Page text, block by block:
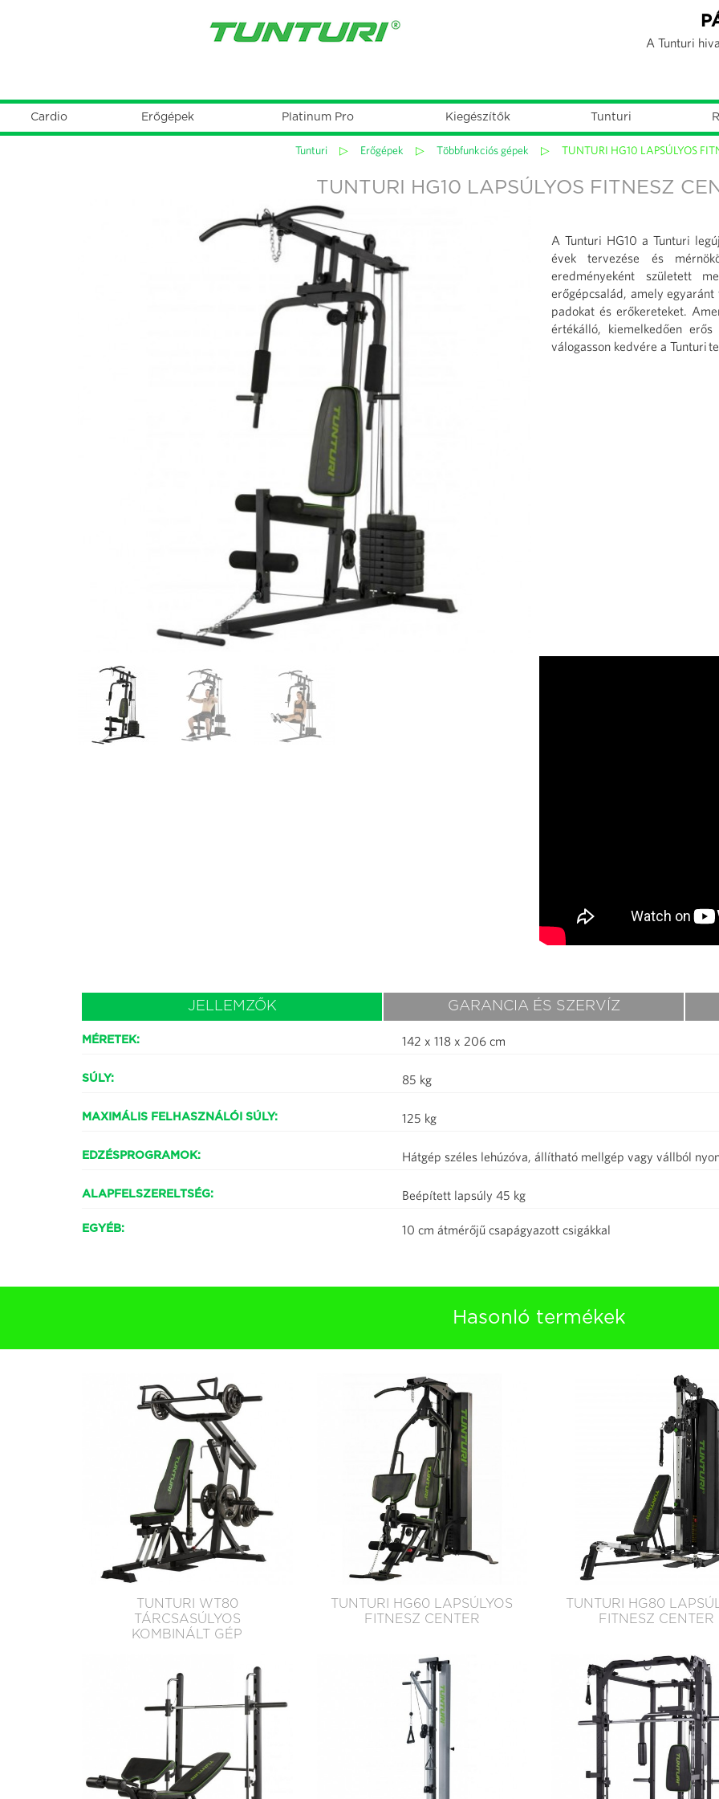
A Tunturi
Főmenü
Cardio Erőgépek Platinum Pro Kiegészítők Tunturi
Tunturi ▷ Erőgépek ▷ Többfunkciós gépek ▷ TUNTURI HG10 LAPSÚLYOS
TUNTURI HG10 LAPSÚLYOS FITNESZ
A Tunturi HG10 a Tunturi
évek tervezése és
eredményeként született
erőgépcsalád, amely
padokat és erőkereteket.
értékálló, kiemelkedően
válogasson kedvére a Tunturi
JELLEMZŐK GARANCIA ÉS SZERVÍZ
MÉRETEK: 142 x 118 x 206 cm
SÚLY: 85 kg
MAXIMÁLIS FELHASZNÁLÓI SÚLY: 125 kg
EDZÉSPROGRAMOK: Hátgép széles lehúzóva, állítható mellgép vagy vállból
ALAPFELSZERELTSÉG: Beépített lapsúly 45 kg
EGYÉB: 10 cm átmérőjű csapágyazott csigákkal
Hasonló termékek
TUNTURI WT80
TÁRCSASÚLYOS
KOMBINÁLT GÉP
TUNTURI HG60 LAPSÚLYOS
FITNESZ CENTER
TUNTURI HG80
FITNESZ CENTER